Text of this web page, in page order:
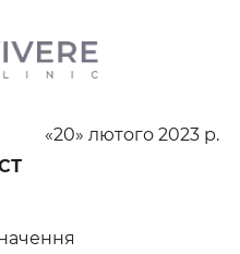
«20» лютого 2023 р.